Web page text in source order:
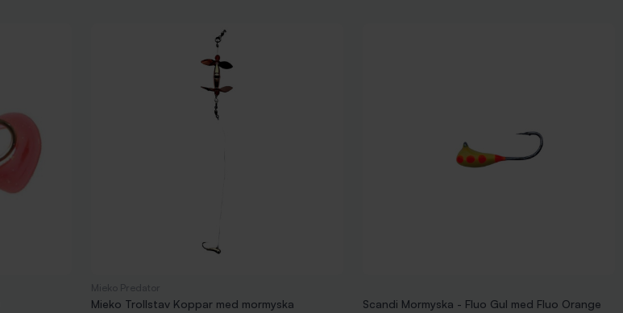
Mieko Trollstav Koppar med mormyska
Scandi Mormyska - Fluo Gul med Fluo Orange